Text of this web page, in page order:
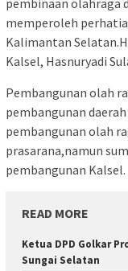
pembinaan olahraga
memperoleh
Kalimantan
Kalsel, Hasnuryadi
Pembangunan olah
pembangunan
pembangunan olah
prasarana,namun
pembangunan Kalsel.
READ MORE
Ketua DPD Golkar
Sungai Selatan